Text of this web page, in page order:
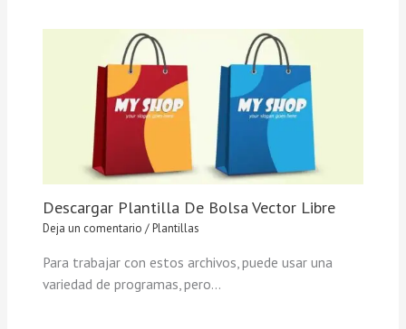
Descargar Plantilla De Bolsa Vector Libre
Deja un comentario /Plantillas
Para trabajar con estos archivos, puede usar una
variedad de programas, pero…